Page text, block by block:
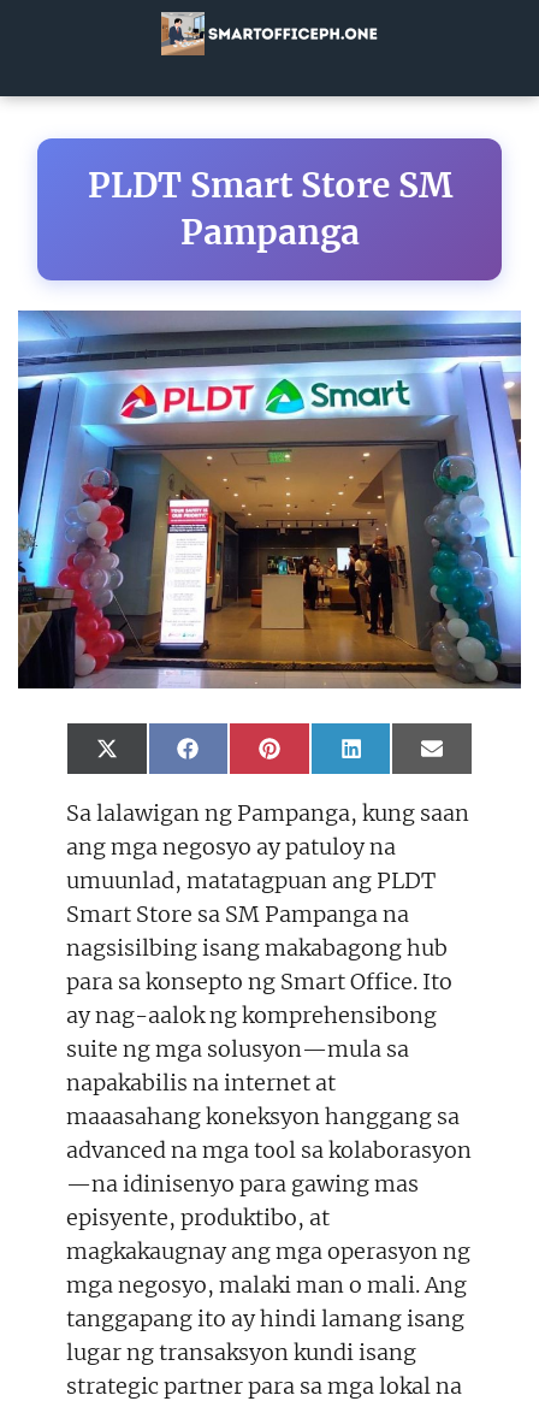
PLDT Smart Store SM
Pampanga
Share
on
X
(
w
t
t
e
r
Share
on
F
a
e
o
o
k
Share
on
P
i
t
r
e
s
t
Share
on
L
i
k
d
I
n
Share
on
E
m
i
Sa lalawigan ng Pampanga, kung saan
ang mga negosyo ay patuloy na
umuunlad, matatagpuan ang PLDT
Smart Store sa SM Pampanga na
nagsisilbing isang makabagong hub
para sa konsepto ng Smart Office. Ito
ay nag-aalok ng komprehensibong
suite ng mga solusyon—mula sa
napakabilis na internet at
maaasahang koneksyon hanggang sa
advanced na mga tool sa kolaborasyon
—na idinisenyo para gawing mas
episyente, produktibo, at
magkakaugnay ang mga operasyon ng
mga negosyo, malaki man o mali. Ang
tanggapang ito ay hindi lamang isang
lugar ng transaksyon kundi isang
strategic partner para sa mga lokal na